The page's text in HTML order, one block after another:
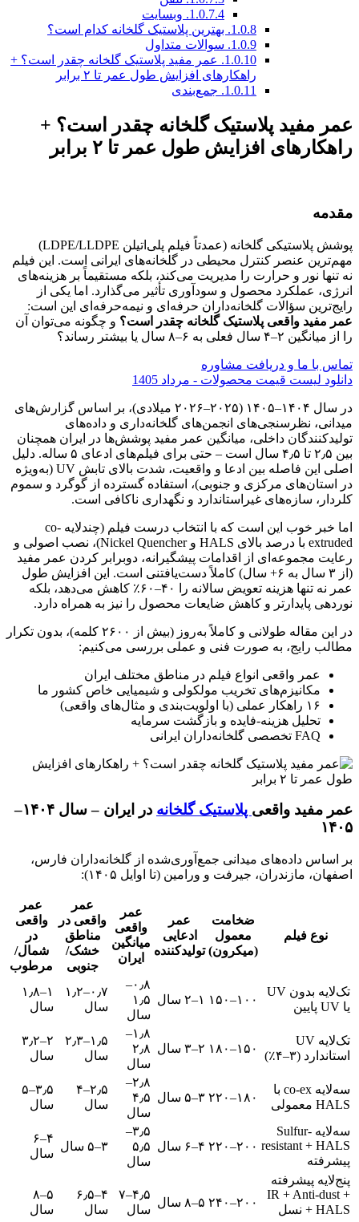
1.0.7.4. وبسایت
1.0.8. بهترین پلاستیک گلخانه کدام است؟
1.0.9. سوالات متداول
1.0.10.
عمر مفید پلاستیک گلخانه چقدر است؟ +
راهکارهای افزایش طول عمر تا ۲ برابر
1.0.11. جمع‌بندی
عمر مفید پلاستیک گلخانه چقدر است؟ +
راهکارهای افزایش طول عمر تا ۲ برابر
مقدمه
پوشش پلاستیکی گلخانه (عمدتاً فیلم پلی‌اتیلن LDPE/LLDPE)
مهم‌ترین عنصر کنترل محیطی در گلخانه‌های ایرانی است. این فیلم
نه تنها نور و حرارت را مدیریت می‌کند، بلکه مستقیماً بر هزینه‌های
انرژی، عملکرد محصول و سودآوری تأثیر می‌گذارد. اما یکی از
رایج‌ترین سؤالات گلخانه‌داران حرفه‌ای و نیمه‌حرفه‌ای این است:
عمر مفید واقعی پلاستیک گلخانه چقدر است؟ و چگونه می‌توان آن
را از میانگین ۲–۴ سال فعلی به ۶–۸ سال یا بیشتر رساند؟
تماس با ما و دریافت مشاوره
دانلود لیست قیمت محصولات - مرداد 1405
در سال ۱۴۰۴–۱۴۰۵ (۲۰۲۵–۲۰۲۶ میلادی)، بر اساس گزارش‌های
میدانی، نظرسنجی‌های انجمن‌های گلخانه‌داری و داده‌های
تولیدکنندگان داخلی، میانگین عمر مفید پوشش‌ها در ایران همچنان
بین ۲٫۵ تا ۴٫۵ سال است – حتی برای فیلم‌های ادعای ۵ ساله. دلیل
اصلی این فاصله بین ادعا و واقعیت، شدت بالای تابش UV (به‌ویژه
در استان‌های مرکزی و جنوبی)، استفاده گسترده از گوگرد و سموم
کلردار، سازه‌های غیراستاندارد و نگهداری ناکافی است.
اما خبر خوب این است که با انتخاب درست فیلم (چندلایه co-
extruded با درصد بالای HALS و Nickel Quencher)، نصب اصولی و
رعایت مجموعه‌ای از اقدامات پیشگیرانه، دوبرابر کردن عمر مفید
(از ۳ سال به ۶+ سال) کاملاً دست‌یافتنی است. این افزایش طول
عمر نه تنها هزینه تعویض سالانه را ۴۰–۶۰٪ کاهش می‌دهد، بلکه
نوردهی پایدارتر و کاهش ضایعات محصول را نیز به همراه دارد.
در این مقاله طولانی و کاملاً به‌روز (بیش از ۲۶۰۰ کلمه)، بدون تکرار
مطالب رایج، به صورت فنی و عملی بررسی می‌کنیم:
عمر واقعی انواع فیلم در مناطق مختلف ایران
مکانیزم‌های تخریب مولکولی و شیمیایی خاص کشور ما
۱۶ راهکار عملی (با اولویت‌بندی و مثال‌های واقعی)
تحلیل هزینه-فایده و بازگشت سرمایه
FAQ تخصصی گلخانه‌داران ایرانی
عمر مفید واقعی پلاستیک گلخانه
در ایران – سال ۱۴۰۴–
۱۴۰۵
بر اساس داده‌های میدانی جمع‌آوری‌شده از گلخانه‌داران فارس،
اصفهان، مازندران، جیرفت و ورامین (تا اوایل ۱۴۰۵):
نوع فیلم
ضخامت
معمول
(میکرون)
عمر
ادعایی
تولیدکننده
عمر
واقعی
میانگین
ایران
عمر
واقعی در
مناطق
خشک/
جنوبی
عمر
واقعی
در
شمال/
مرطوب
تک‌لایه بدون UV
یا UV پایین
۱۰۰–۱۵۰ ۱–۲ سال
۰٫۸–
۱٫۵
سال
۰٫۷–۱٫۲
سال
۱–۱٫۸
سال
تک‌لایه UV
استاندارد (۳–۴٪)
۱۵۰–۱۸۰ ۲–۳ سال
۱٫۸–
۲٫۸
سال
۱٫۵–۲٫۳
سال
۲–۳٫۲
سال
سه‌لایه co-ex با
HALS معمولی
۱۸۰–۲۲۰ ۳–۵ سال
۲٫۸–
۴٫۵
سال
۲٫۵–۴
سال
۳٫۵–۵
سال
سه‌لایه Sulfur-
resistant + HALS
پیشرفته
۲۰۰–۲۲۰ ۴–۶ سال
۳٫۵–
۵٫۵
سال
۳–۵ سال
۴–۶
سال
پنج‌لایه پیشرفته
+ IR + Anti-dust
+ HALS نسل
۲۰۰–۲۴۰ ۵–۸ سال
۴٫۵–۷
سال
۴–۶٫۵
سال
۵–۸
سال